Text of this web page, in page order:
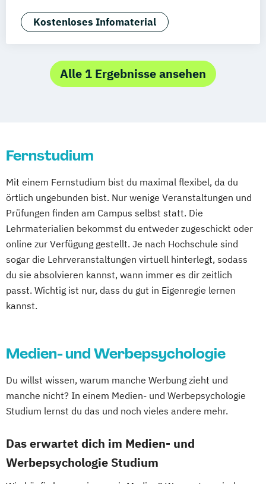
Kostenloses Infomaterial
Alle 1 Ergebnisse ansehen
Fernstudium
Mit einem Fernstudium bist du maximal flexibel, da du
örtlich ungebunden bist. Nur wenige Veranstaltungen und
Prüfungen finden am Campus selbst statt. Die
Lehrmaterialien bekommst du entweder zugeschickt oder
online zur Verfügung gestellt. Je nach Hochschule sind
sogar die Lehrveranstaltungen virtuell hinterlegt, sodass
du sie absolvieren kannst, wann immer es dir zeitlich
passt. Wichtig ist nur, dass du gut in Eigenregie lernen
kannst.
Medien- und Werbepsychologie
Du willst wissen, warum manche Werbung zieht und
manche nicht? In einem Medien- und Werbepsychologie
Studium lernst du das und noch vieles andere mehr.
Das erwartet dich im Medien- und
Werbepsychologie Studium